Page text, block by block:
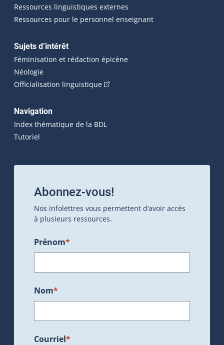
Ressources linguistiques externes
Ressources pour le personnel enseignant
Sujets d’intérêt
Féminisation et rédaction épicène
Néologie
Officialisation linguistique(Cet hyperlien externe s'ouvrira
Navigation
Index thématique de la BDL
Tutoriel
Abonnez-vous!
Nos infolettres vous permettent d’avoir accès
à plusieurs ressources.
Prénom*
Nom*
Courriel*